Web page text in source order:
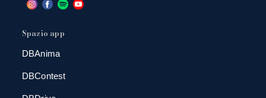
Spazio app
DBAnima
DBContest